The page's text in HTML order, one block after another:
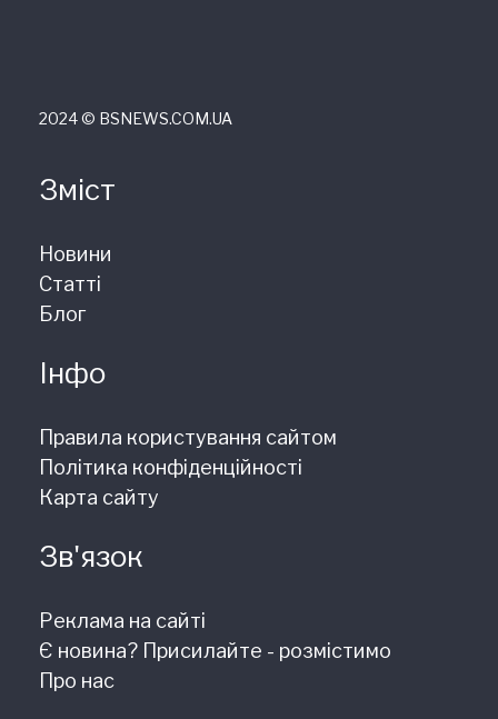
2024 © ВSNEWS.COM.UA
Зміст
Новини
Статті
Блог
Інфо
Правила користування сайтом
Політика конфіденційності
Карта сайту
Зв'язок
Реклама на сайті
Є новина? Присилайте - розмістимо
Про нас